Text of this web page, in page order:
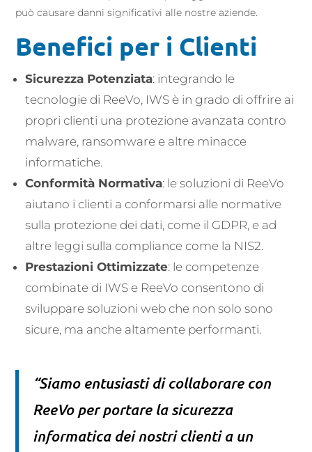
può causare danni significativi alle nostre aziende.
Benefici per i Clienti
Sicurezza Potenziata: integrando le
tecnologie di ReeVo, IWS è in grado di offrire ai
propri clienti una protezione avanzata contro
malware, ransomware e altre minacce
informatiche.
Conformità Normativa: le soluzioni di ReeVo
aiutano i clienti a conformarsi alle normative
sulla protezione dei dati, come il GDPR, e ad
altre leggi sulla compliance come la NIS2.
Prestazioni Ottimizzate: le competenze
combinate di IWS e ReeVo consentono di
sviluppare soluzioni web che non solo sono
sicure, ma anche altamente performanti.
“Siamo entusiasti di collaborare con
ReeVo per portare la sicurezza
informatica dei nostri clienti a un